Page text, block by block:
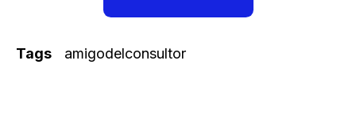
Tags amigodelconsultor